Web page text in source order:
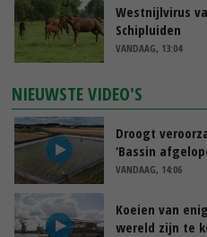
Westnijlvirus
Schipluiden
VANDAAG, 13:04
NIEUWSTE VIDEO'S
Droogt
‘Bassin
VANDAAG, 14:06
Koeien van
wereld zijn te